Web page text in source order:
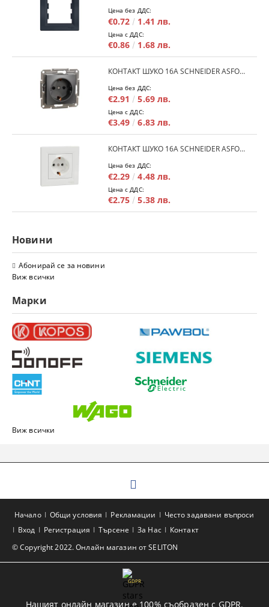
Цена без ДДС:
€0.72 1.41 лв.
Цена с ДДС:
€0.86 1.68 лв.
КОНТАКТ ШУКО 16A SCHNEIDER ASFORA EPH2900171 - АНРАЦИТ
Цена без ДДС:
€2.91 5.69 лв.
Цена с ДДС:
€3.49 6.83 лв.
КОНТАКТ ШУКО 16A SCHNEIDER ASFORA EPH2900121 - БЯЛ
Цена без ДДС:
€2.29 4.48 лв.
Цена с ДДС:
€2.75 5.38 лв.
Новини
Абонирай се за новини
Виж всички
Марки
Виж всички
© Copyright 2022. Онлайн магазин от SELITON
Начало Общи условия Рекламации
Често задавани въпроси
Вход
Регистрация Търсене За Нас Контакт
GDPR
Нашият онлайн магазин е 100% съобразен с GDPR.